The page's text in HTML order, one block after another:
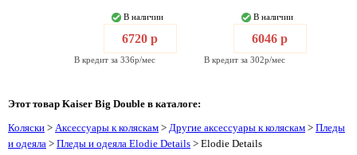
В наличии
6720 р
В кредит за 336р/мес
В наличии
6046 р
В кредит за 302р/мес
Этот товар Kaiser Big Double в каталоге:
Коляски > Аксессуары к коляскам > Другие аксессуары к коляскам > Пледы
и одеяла > Пледы и одеяла Elodie Details > Elodie Details